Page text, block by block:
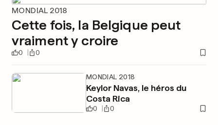
MONDIAL 2018
Cette fois, la Belgique peut
vraiment y croire
0 0
MONDIAL 2018
Keylor Navas, le héros du
Costa Rica
0 0